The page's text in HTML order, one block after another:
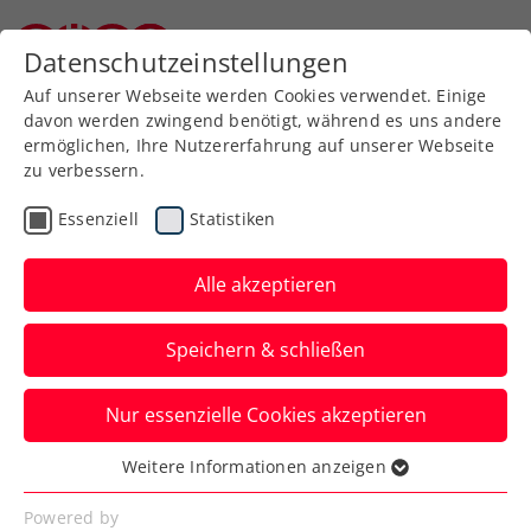
Zurück zur Newsübersicht
Turniere
Ein Großer nimmt
Abschied: Thiem
bestreitet seine letzte
Saison
Das langjährige ÖTV-Aushängeschild will
heuer seine beeindruckende Karriere
beenden.
Datenschutzeinstellungen
Auf unserer Webseite werden Cookies verwendet. Einige
davon werden zwingend benötigt, während es uns andere
ermöglichen, Ihre Nutzererfahrung auf unserer Webseite
zu verbessern.
Essenziell Statistiken
Alle akzeptieren
Speichern & schließen
Nur essenzielle Cookies akzeptieren
Essenziell
Essenzielle Cookies werden für grundlegende
Weitere Informationen anzeigen
Powered by